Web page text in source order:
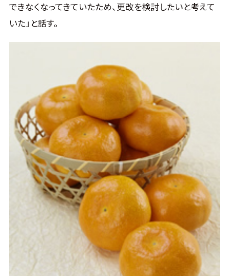
できなくなってきていたため、更改を検討したいと考えて
いた」と話す。